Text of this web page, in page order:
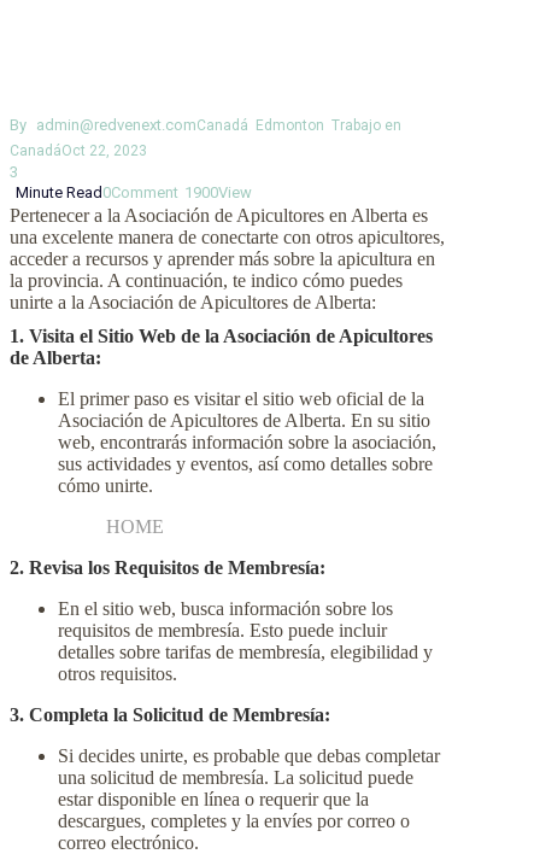
By admin@redvenext.comCanadá Edmonton Trabajo en
CanadáOct 22, 2023
3
Minute Read 0Comment 1900View
Pertenecer a la Asociación de Apicultores en Alberta es
una excelente manera de conectarte con otros apicultores,
acceder a recursos y aprender más sobre la apicultura en
la provincia. A continuación, te indico cómo puedes
unirte a la Asociación de Apicultores de Alberta:
1. Visita el Sitio Web de la Asociación de Apicultores
de Alberta:
El primer paso es visitar el sitio web oficial de la
Asociación de Apicultores de Alberta. En su sitio
web, encontrarás información sobre la asociación,
sus actividades y eventos, así como detalles sobre
cómo unirte.
HOME
2. Revisa los Requisitos de Membresía:
En el sitio web, busca información sobre los
requisitos de membresía. Esto puede incluir
detalles sobre tarifas de membresía, elegibilidad y
otros requisitos.
3. Completa la Solicitud de Membresía:
Si decides unirte, es probable que debas completar
una solicitud de membresía. La solicitud puede
estar disponible en línea o requerir que la
descargues, completes y la envíes por correo o
correo electrónico.